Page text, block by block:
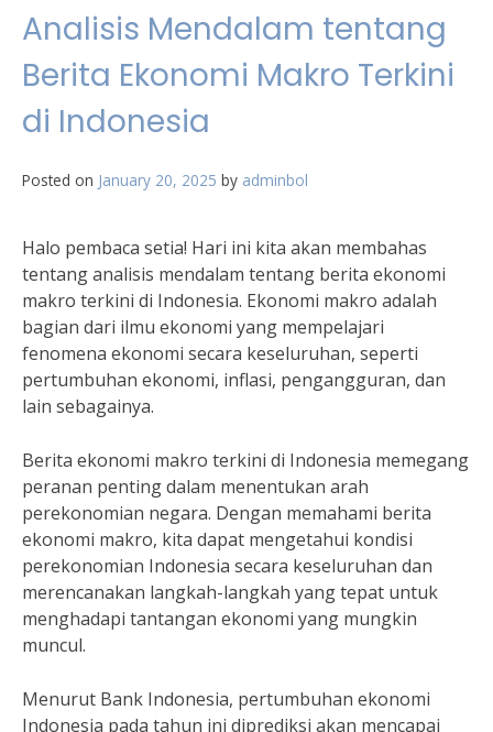
Analisis Mendalam tentang
Berita Ekonomi Makro Terkini
di Indonesia
Posted on January 20, 2025 by adminbol
Halo pembaca setia! Hari ini kita akan membahas
tentang analisis mendalam tentang berita ekonomi
makro terkini di Indonesia. Ekonomi makro adalah
bagian dari ilmu ekonomi yang mempelajari
fenomena ekonomi secara keseluruhan, seperti
pertumbuhan ekonomi, inflasi, pengangguran, dan
lain sebagainya.
Berita ekonomi makro terkini di Indonesia memegang
peranan penting dalam menentukan arah
perekonomian negara. Dengan memahami berita
ekonomi makro, kita dapat mengetahui kondisi
perekonomian Indonesia secara keseluruhan dan
merencanakan langkah-langkah yang tepat untuk
menghadapi tantangan ekonomi yang mungkin
muncul.
Menurut Bank Indonesia, pertumbuhan ekonomi
Indonesia pada tahun ini diprediksi akan mencapai